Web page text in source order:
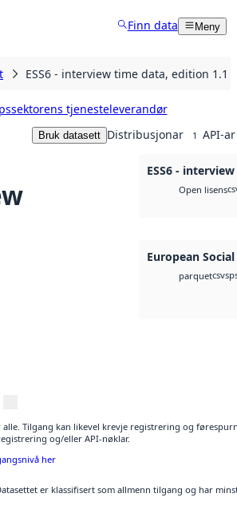
Finn data Meny
ESS6 - interview time data, edition 1.1
tjenesteleverandør
Bruk datasett Distribusjonar 1 API-ar
ESS6 -
Open lisens
European
parquetcsv
Tilgang kan likevel krevje registrering og
og/eller API-nøklar.
her
er klassifisert som allmenn tilgang og har